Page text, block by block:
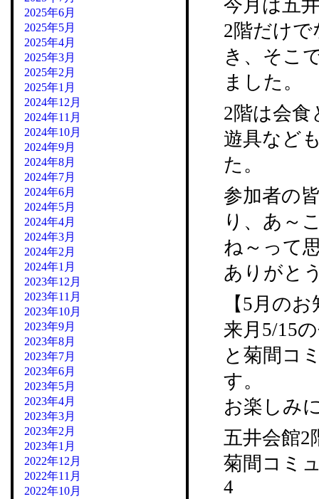
今月は五
2階だけ
き、そこ
ました。
2階は会食
遊具など
た。
参加者の
り、あ～
ね～って
ありがと
【5月の
来月5/15
と菊間コ
す。
お楽しみ
五井会館2
菊間コミ
4
2025年6月
2025年5月
2025年4月
2025年3月
2025年2月
2025年1月
2024年12月
2024年11月
2024年10月
2024年9月
2024年8月
2024年7月
2024年6月
2024年5月
2024年4月
2024年3月
2024年2月
2024年1月
2023年12月
2023年11月
2023年10月
2023年9月
2023年8月
2023年7月
2023年6月
2023年5月
2023年4月
2023年3月
2023年2月
2023年1月
2022年12月
2022年11月
2022年10月